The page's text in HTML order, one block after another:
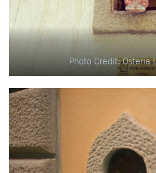
Photo Credit: Osteria